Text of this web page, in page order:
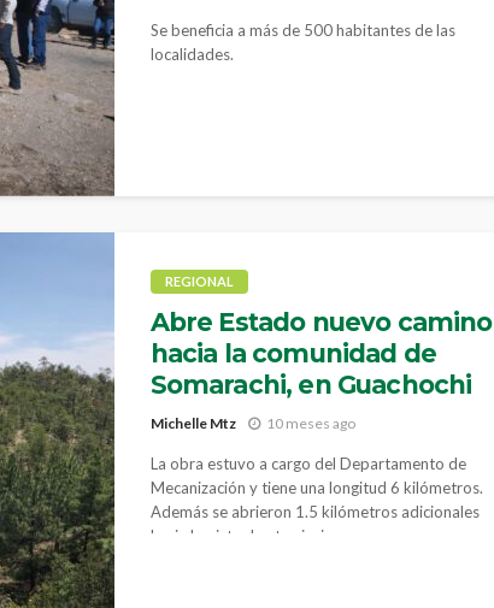
Se beneficia a más de 500 habitantes de las
localidades.
REGIONAL
Abre Estado nuevo camino
hacia la comunidad de
Somarachi, en Guachochi
Michelle Mtz 10 meses ago
La obra estuvo a cargo del Departamento de
Mecanización y tiene una longitud 6 kilómetros.
Además se abrieron 1.5 kilómetros adicionales
hacia la pista de aterrizaje